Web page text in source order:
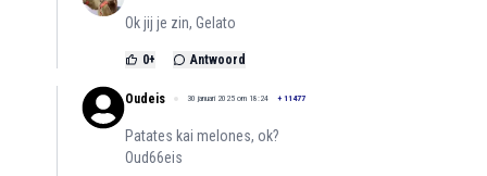
Ok jij je zin, Gelato
0+ Antwoord
Oudeis 30 januari 2025 om 18:24 + 11477
Patates kai melones, ok?
Oud66eis